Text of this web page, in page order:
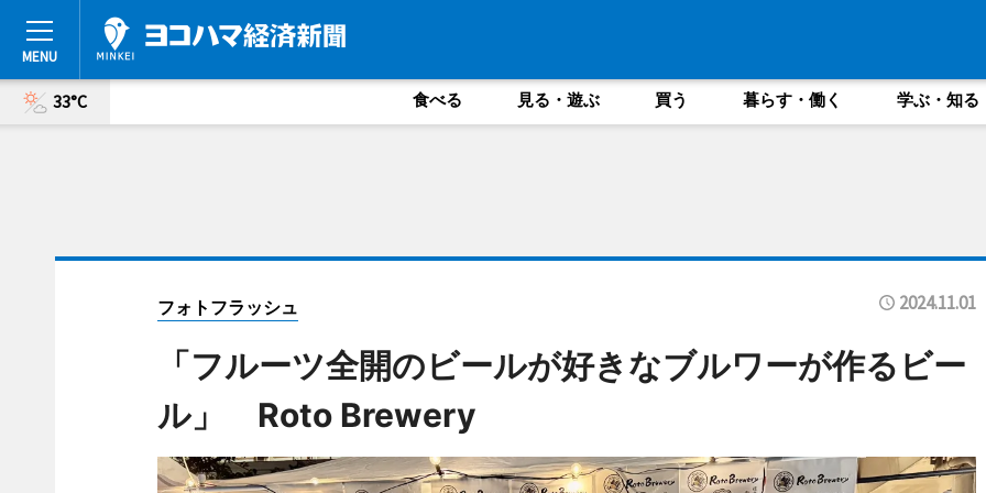
33°C 食べる 見る・遊ぶ 買う 暮らす・働く 学ぶ・知る
フォトフラッシュ 2024.11.01
「フルーツ全開のビールが好きなブルワーが作るビー
ル」 Roto Brewery